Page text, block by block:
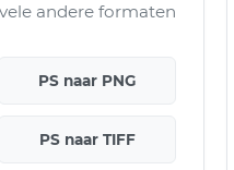
andere formaten
PS naar PNG
PS naar TIFF